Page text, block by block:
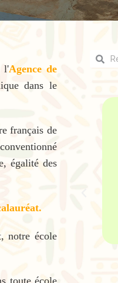
l'Agence de
dans le
français de
égalité des
notre école
toute école
plus
qu'on
le